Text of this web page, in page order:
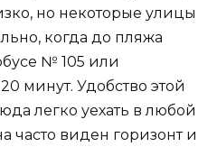
но некоторые улицы
когда до пляжа
№ 105 или
минут. Удобство этой
легко уехать в любой
часто виден горизонт и